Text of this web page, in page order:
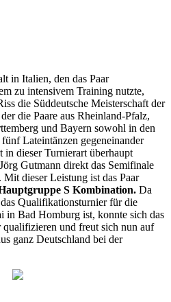
in Italien, den das Paar
zu intensivem Training nutzte,
die Süddeutsche Meisterschaft der
die Paare aus Rheinland-Pfalz,
und Bayern sowohl in den
Lateintänzen gegeneinander
in dieser Turnierart überhaupt
Gutmann direkt das Semifinale
dieser Leistung ist das Paar
S Kombination. Da
Qualifikationsturnier für die
in Bad Homburg ist, konnte sich das
und freut sich nun auf
ganz Deutschland bei der